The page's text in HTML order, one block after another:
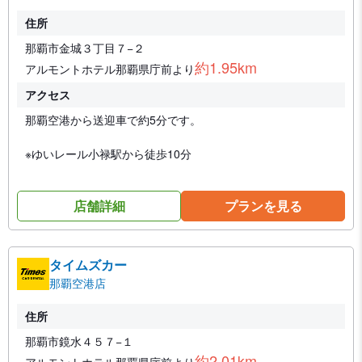
住所
那覇市金城３丁目７−２
アルモントホテル那覇県庁前より約1.95km
アクセス
那覇空港から送迎車で約5分です。
※ゆいレール小禄駅から徒歩10分
店舗詳細 プランを見る
タイムズカー
那覇空港店
住所
那覇市鏡水４５７−１